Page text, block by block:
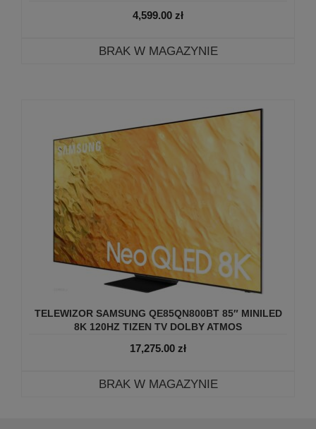
4,599.00 zł
BRAK W MAGAZYNIE
TELEWIZOR SAMSUNG QE85QN800BT 85″ MINILED
8K 120HZ TIZEN TV DOLBY ATMOS
17,275.00 zł
BRAK W MAGAZYNIE